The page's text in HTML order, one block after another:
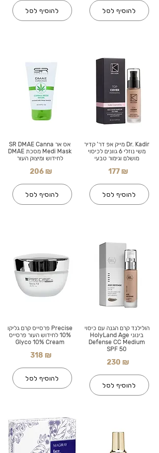
להוסיף לסל
אס אר SR DMAE Canna
Medi Mask מסכת DMAE
לחידוש ומיצוק העור
206 ₪
להוסיף לסל
Precise פרסייס קרם גליקו
10% לחידוש העור פרסייס
Glyco 10% Cream
318 ₪
להוסיף לסל
להוסיף לסל
Dr. Kadir מייק אפ דר' קדיר
משי נוזלי 6 גוונים לכיסוי
מושלם וגימור טבעי
177 ₪
להוסיף לסל
הולילנד קרם הגנה עם כיסוי
בינוני HolyLand Age
Defense CC Medium
SPF 50
230 ₪
להוסיף לסל